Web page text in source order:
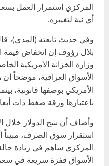
المركزي استمرار العمل
أي نية لتغييره.
وفي حديث تابعته (المدى)،
بلال رؤوف إن انخفاض قيمة
وزارة الخزانة الأمريكية
الأسواق العراقية، موضحاً
الأمريكي بوصفها قانونية،
باعتبارها ورقة ضغط ذات
وأضاف أن شح الدولار خلال
استقرار سوق الصرف، مبيناً
المركزي ساهم في زيادة
الأسواق قفزة سريعة في